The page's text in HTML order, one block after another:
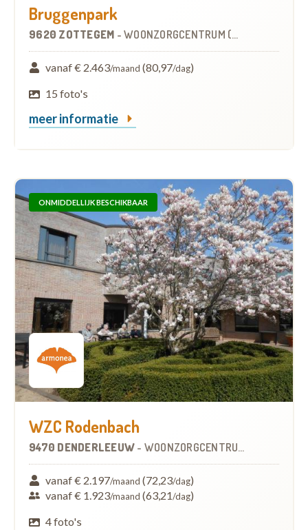
Bruggenpark
9620 ZOTTEGEM - WOONZORGCENTRUM (WZC)
vanaf € 2.463/maand (80,97/dag)
15 foto's
meer informatie
ONMIDDELLIJK BESCHIKBAAR
WZC Rodenbach
9470 DENDERLEEUW - WOONZORGCENTRUM (WZC)
vanaf € 2.197/maand (72,23/dag)
vanaf € 1.923/maand (63,21/dag)
4 foto's